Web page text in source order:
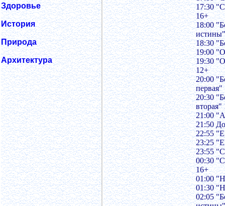
Здоровье
История
Природа
Архитектура
17:30
16+
18:00
18:30
19:00
19:30
12+
20:00
первая"
20:30
вторая"
21:00
21:50
22:55
23:25
23:55
00:30
16+
01:00
01:30
02:05